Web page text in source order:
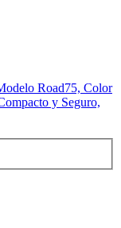
Road75, Color
y Seguro,